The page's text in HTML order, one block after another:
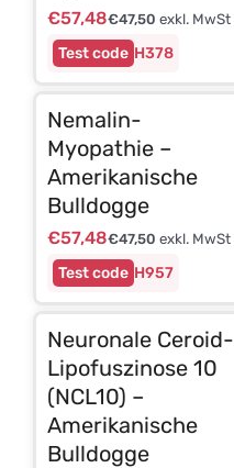
H378
€57,48€47,50 exkl. MwSt
H957
Nemalin-
Myopathie –
Amerikanische
Bulldogge
€57,48€47,50 exkl. MwSt
Neuronale Ceroid-
Lipofuszinose 10
(NCL10) –
Amerikanische
Bulldogge